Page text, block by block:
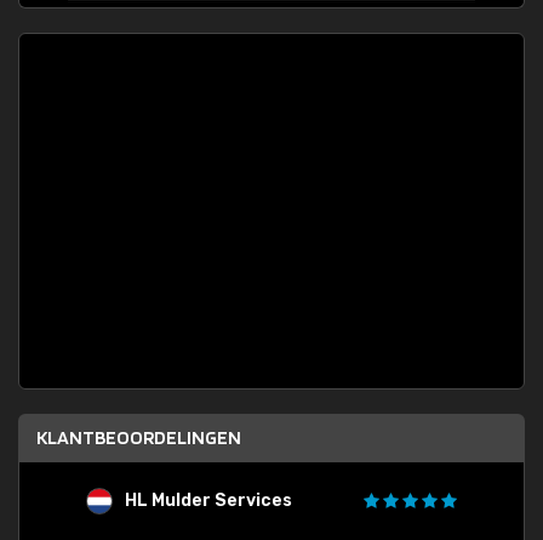
KLANTBEOORDELINGEN
HL Mulder Services